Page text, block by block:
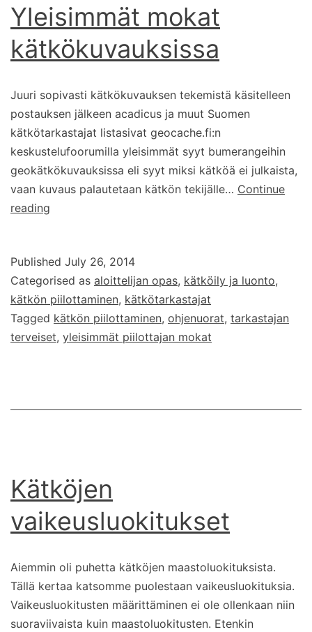
Yleisimmät mokat
kätkökuvauksissa
Juuri sopivasti kätkökuvauksen tekemistä käsitelleen
postauksen jälkeen acadicus ja muut Suomen
kätkötarkastajat listasivat geocache.fi:n
keskustelufoorumilla yleisimmät syyt bumerangeihin
geokätkökuvauksissa eli syyt miksi kätköä ei julkaista,
vaan kuvaus palautetaan kätkön tekijälle… Continue
reading
Published July 26, 2014
Categorised as aloittelijan opas, kätköily ja luonto,
kätkön piilottaminen, kätkötarkastajat
Tagged kätkön piilottaminen, ohjenuorat, tarkastajan
terveiset, yleisimmät piilottajan mokat
Kätköjen
vaikeusluokitukset
Aiemmin oli puhetta kätköjen maastoluokituksista.
Tällä kertaa katsomme puolestaan vaikeusluokituksia.
Vaikeusluokitusten määrittäminen ei ole ollenkaan niin
suoraviivaista kuin maastoluokitusten. Etenkin